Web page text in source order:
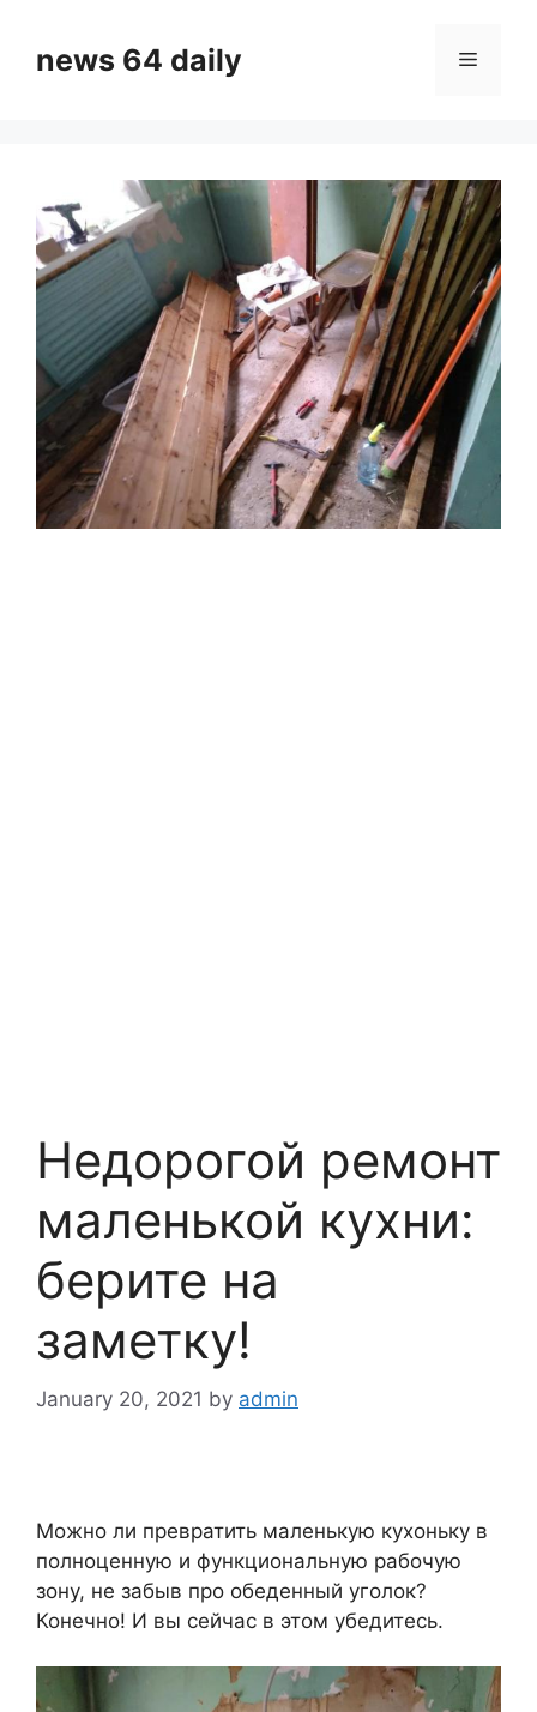
contentnews 64 daily Menu
Недорогой ремонт
маленькой кухни:
берите на
заметку!
January 20, 2021 by admin
Можно ли превратить маленькую кухоньку в
полноценную и функциональную рабочую
зону, не забыв про обеденный уголок?
Конечно! И вы сейчас в этом убедитесь.